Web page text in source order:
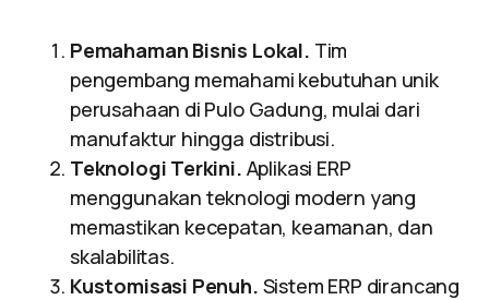
Pemahaman Bisnis Lokal. Tim
pengembang memahami kebutuhan unik
perusahaan di Pulo Gadung, mulai dari
manufaktur hingga distribusi.
Teknologi Terkini. Aplikasi ERP
menggunakan teknologi modern yang
memastikan kecepatan, keamanan, dan
skalabilitas.
Kustomisasi Penuh. Sistem ERP dirancang